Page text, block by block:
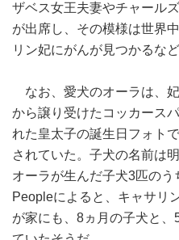
ザベス女王夫妻やチャール
が出席し、その模様は世界
リン妃にがんが見つかるな
なお、愛犬のオーラは、
から譲り受けたコッカース
れた皇太子の誕生日フォト
されていた。子犬の名前は
オーラが生んだ子犬3匹のう
Peopleによると、キャサリ
が家にも、8ヵ月の子犬と